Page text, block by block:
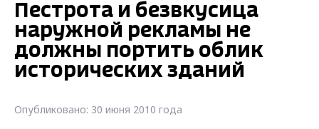
Пестрота и безвкусица
наружной рекламы не
должны портить облик
исторических зданий
Опубликовано: 30 июня 2010 года